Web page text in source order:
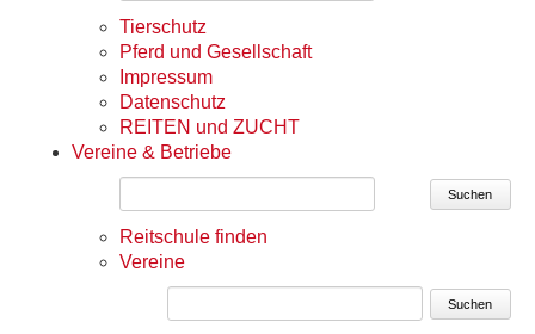
Tierschutz
Pferd und Gesellschaft
Impressum
Datenschutz
REITEN und ZUCHT
Vereine & Betriebe
Suchen
Reitschule finden
Vereine
Suchen